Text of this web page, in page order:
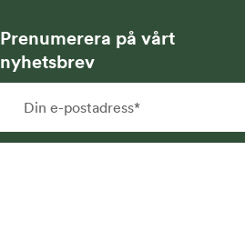
Prenumerera på vårt
nyhetsbrev